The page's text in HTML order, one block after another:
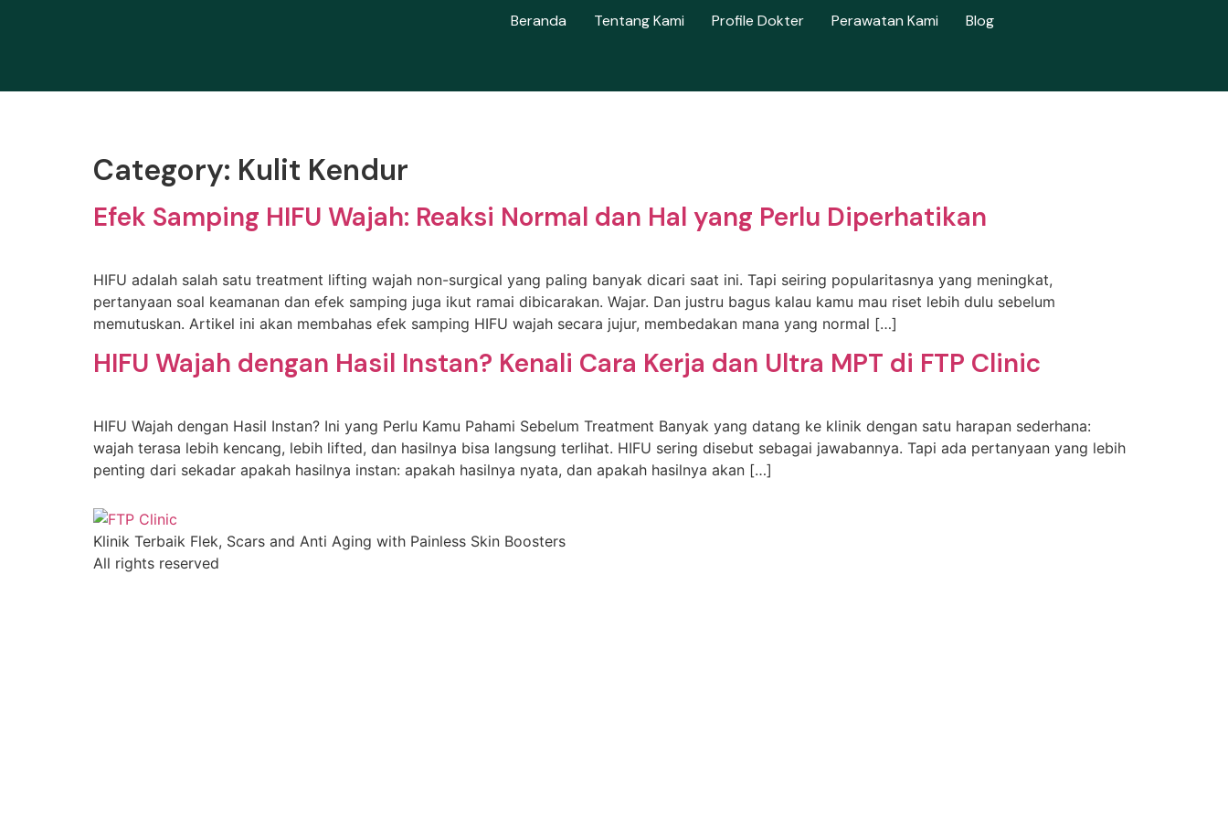
Beranda Tentang Kami Profile Dokter Perawatan Kami Blog
Category: Kulit Kendur
Efek Samping HIFU Wajah: Reaksi Normal dan Hal yang Perlu Diperhatikan
HIFU adalah salah satu treatment lifting wajah non-surgical yang paling banyak dicari saat ini. Tapi seiring popularitasnya yang meningkat,
pertanyaan soal keamanan dan efek samping juga ikut ramai dibicarakan. Wajar. Dan justru bagus kalau kamu mau riset lebih dulu sebelum
memutuskan. Artikel ini akan membahas efek samping HIFU wajah secara jujur, membedakan mana yang normal […]
HIFU Wajah dengan Hasil Instan? Kenali Cara Kerja dan Ultra MPT di FTP Clinic
HIFU Wajah dengan Hasil Instan? Ini yang Perlu Kamu Pahami Sebelum Treatment Banyak yang datang ke klinik dengan satu harapan sederhana:
wajah terasa lebih kencang, lebih lifted, dan hasilnya bisa langsung terlihat. HIFU sering disebut sebagai jawabannya. Tapi ada pertanyaan yang lebih
penting dari sekadar apakah hasilnya instan: apakah hasilnya nyata, dan apakah hasilnya akan […]
Klinik Terbaik Flek, Scars and Anti Aging with Painless Skin Boosters
All rights reserved